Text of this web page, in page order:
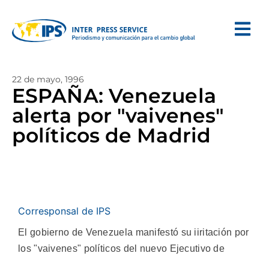
22 de mayo, 1996
ESPAÑA: Venezuela
alerta por "vaivenes"
políticos de Madrid
Corresponsal de IPS
El gobierno de Venezuela manifestó su iiritación por
los "vaivenes" políticos del nuevo Ejecutivo de